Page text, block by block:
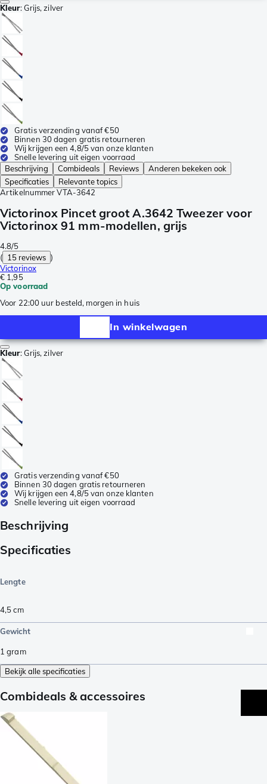
Kleur:Grijs, zilver
Gratis verzending vanaf €50
Binnen 30 dagen gratis retourneren
Wij krijgen een 4,8/5 van onze klanten
Snelle levering uit eigen voorraad
Beschrijving
Combideals Reviews
Anderen bekeken ook
Specificaties
Relevante topics
Artikelnummer VTA-3642
Victorinox Pincet groot A.3642 Tweezer voor
Victorinox 91 mm-modellen, grijs
4.8/5
( 15 reviews )
Victorinox
€ 1,95
Op voorraad
Voor 22:00 uur besteld, morgen in huis
In winkelwagen
Kleur:Grijs, zilver
Gratis verzending vanaf €50
Binnen 30 dagen gratis retourneren
Wij krijgen een 4,8/5 van onze klanten
Snelle levering uit eigen voorraad
Beschrijving
Specificaties
Lengte
4,5cm
Gewicht
1 gram
Bekijk alle specificaties
Combideals & accessoires